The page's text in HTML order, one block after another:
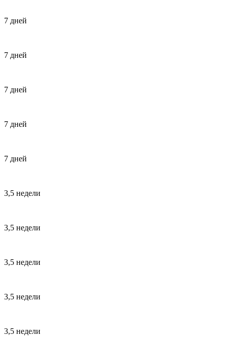
7 дней
7 дней
7 дней
7 дней
7 дней
3,5 недели
3,5 недели
3,5 недели
3,5 недели
3,5 недели